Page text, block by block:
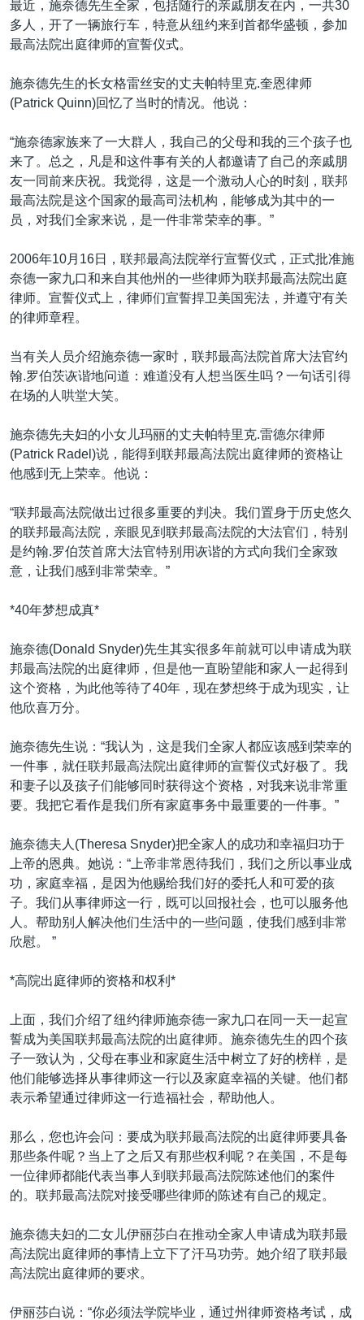
最近，施奈德先生全家，包括随行的亲戚朋友在内，一共30
多人，开了一辆旅行车，特意从纽约来到首都华盛顿，参加
最高法院出庭律师的宣誓仪式。
施奈德先生的长女格雷丝安的丈夫帕特里克.奎恩律师
(Patrick Quinn)回忆了当时的情况。他说：
“施奈德家族来了一大群人，我自己的父母和我的三个孩子也
来了。总之，凡是和这件事有关的人都邀请了自己的亲戚朋
友一同前来庆祝。我觉得，这是一个激动人心的时刻，联邦
最高法院是这个国家的最高司法机构，能够成为其中的一
员，对我们全家来说，是一件非常荣幸的事。”
2006年10月16日，联邦最高法院举行宣誓仪式，正式批准施
奈德一家九口和来自其他州的一些律师为联邦最高法院出庭
律师。宣誓仪式上，律师们宣誓捍卫美国宪法，并遵守有关
的律师章程。
当有关人员介绍施奈德一家时，联邦最高法院首席大法官约
翰.罗伯茨诙谐地问道：难道没有人想当医生吗？一句话引得
在场的人哄堂大笑。
施奈德先夫妇的小女儿玛丽的丈夫帕特里克.雷德尔律师
(Patrick Radel)说，能得到联邦最高法院出庭律师的资格让
他感到无上荣幸。他说：
“联邦最高法院做出过很多重要的判决。我们置身于历史悠久
的联邦最高法院，亲眼见到联邦最高法院的大法官们，特别
是约翰.罗伯茨首席大法官特别用诙谐的方式向我们全家致
意，让我们感到非常荣幸。”
*40年梦想成真*
施奈德(Donald Snyder)先生其实很多年前就可以申请成为联
邦最高法院的出庭律师，但是他一直盼望能和家人一起得到
这个资格，为此他等待了40年，现在梦想终于成为现实，让
他欣喜万分。
施奈德先生说：“我认为，这是我们全家人都应该感到荣幸的
一件事，就任联邦最高法院出庭律师的宣誓仪式好极了。我
和妻子以及孩子们能够同时获得这个资格，对我来说非常重
要。我把它看作是我们所有家庭事务中最重要的一件事。”
施奈德夫人(Theresa Snyder)把全家人的成功和幸福归功于
上帝的恩典。她说：“上帝非常恩待我们，我们之所以事业成
功，家庭幸福，是因为他赐给我们好的委托人和可爱的孩
子。我们从事律师这一行，既可以回报社会，也可以服务他
人。帮助别人解决他们生活中的一些问题，使我们感到非常
欣慰。 ”
*高院出庭律师的资格和权利*
上面，我们介绍了纽约律师施奈德一家九口在同一天一起宣
誓成为美国联邦最高法院的出庭律师。施奈德先生的四个孩
子一致认为，父母在事业和家庭生活中树立了好的榜样，是
他们能够选择从事律师这一行以及家庭幸福的关键。他们都
表示希望通过律师这一行造福社会，帮助他人。
那么，您也许会问：要成为联邦最高法院的出庭律师要具备
那些条件呢？当上了之后又有那些权利呢？在美国，不是每
一位律师都能代表当事人到联邦最高法院陈述他们的案件
的。联邦最高法院对接受哪些律师的陈述有自己的规定。
施奈德夫妇的二女儿伊丽莎白在推动全家人申请成为联邦最
高法院出庭律师的事情上立下了汗马功劳。她介绍了联邦最
高法院出庭律师的要求。
伊丽莎白说：“你必须法学院毕业，通过州律师资格考试，成